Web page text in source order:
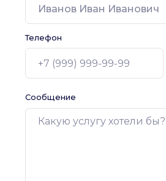
Сообщение
Телефон